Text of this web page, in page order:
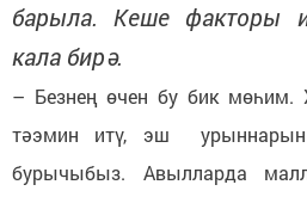
барыла. Кеше факторы
кала бирә.
– Безнең өчен бу бик мөһим.
тәэмин итү, эш
бурычыбыз. Авылларда